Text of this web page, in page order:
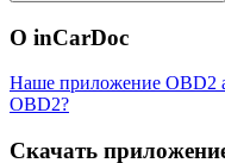
О inCarDoc
Наше приложение OBD2
OBD2?
Скачать